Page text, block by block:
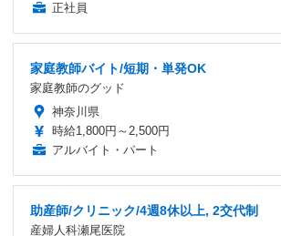
正社員
家庭教師バイト/短期・単発OK
家庭教師のグッド
神奈川県
時給1,800円～2,500円
アルバイト・パート
助産師/クリニック/4週8休以上, 2交代制
産婦人科瀬尾医院